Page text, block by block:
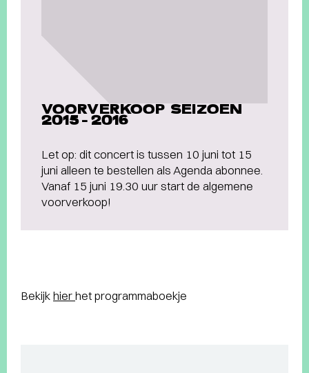
VOORVERKOOP SEIZOEN
2015-2016
Let op: dit concert is tussen 10 juni tot 15
juni alleen te bestellen als Agenda abonnee.
Vanaf 15 juni 19.30 uur start de algemene
voorverkoop!
Bekijkhierhet programmaboekje